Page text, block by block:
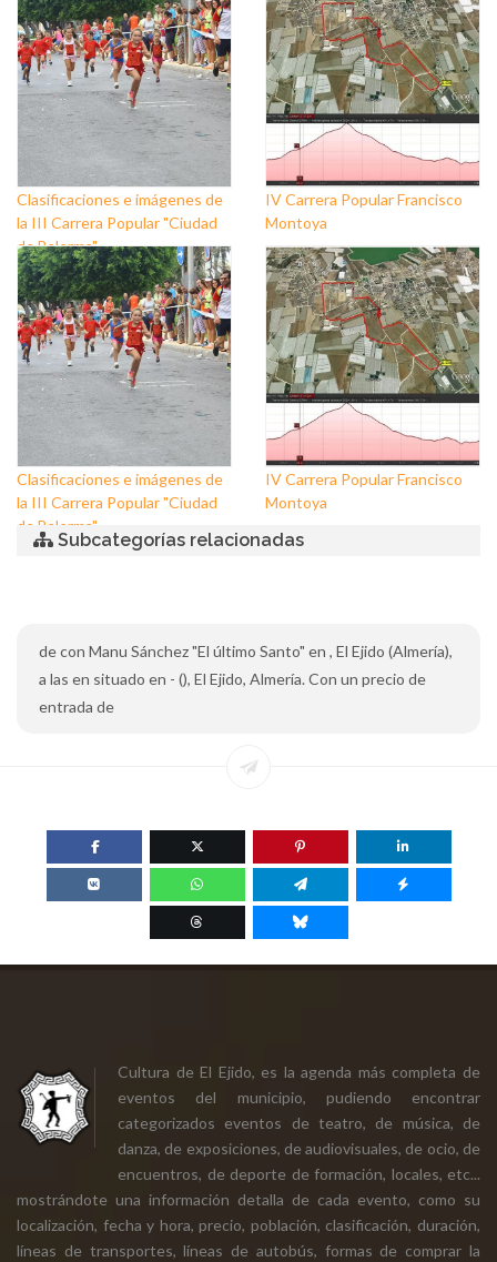
Clasificaciones e imágenes de
la III Carrera Popular "Ciudad
de Balerma"
IV Carrera Popular Francisco
Montoya
Clasificaciones e imágenes de
la III Carrera Popular "Ciudad
de Balerma"
IV Carrera Popular Francisco
Montoya
Subcategorías relacionadas
de con Manu Sánchez "El último Santo" en , El Ejido (Almería),
a las en situado en - (), El Ejido, Almería. Con un precio de
entrada de
Cultura de El Ejido, es la agenda más completa de
eventos del municipio, pudiendo encontrar
categorizados eventos de teatro, de música, de
danza, de exposiciones, de audiovisuales, de ocio, de
encuentros, de deporte de formación, locales, etc...
mostrándote una información detalla de cada evento, como su
localización, fecha y hora, precio, población, clasificación, duración,
líneas de transportes, líneas de autobús, formas de comprar la